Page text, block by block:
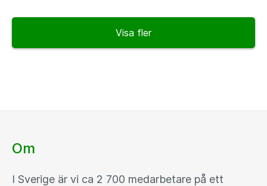
Visa fler
Om
I Sverige är vi ca 2 700 medarbetare på ett